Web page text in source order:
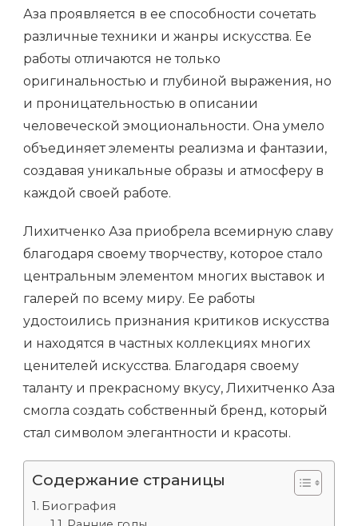
Аза проявляется в ее способности сочетать
различные техники и жанры искусства. Ее
работы отличаются не только
оригинальностью и глубиной выражения, но
и проницательностью в описании
человеческой эмоциональности. Она умело
объединяет элементы реализма и фантазии,
создавая уникальные образы и атмосферу в
каждой своей работе.
Лихитченко Аза приобрела всемирную славу
благодаря своему творчеству, которое стало
центральным элементом многих выставок и
галерей по всему миру. Ее работы
удостоились признания критиков искусства
и находятся в частных коллекциях многих
ценителей искусства. Благодаря своему
таланту и прекрасному вкусу, Лихитченко Аза
смогла создать собственный бренд, который
стал символом элегантности и красоты.
Содержание страницы
Биография